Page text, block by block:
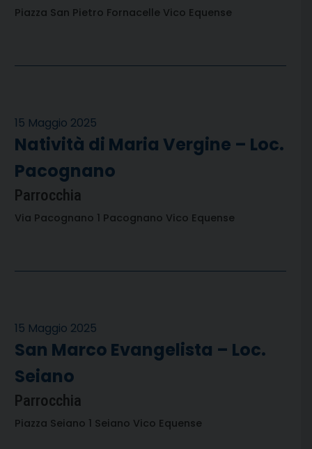
Piazza San Pietro Fornacelle Vico Equense
15 Maggio 2025
Natività di Maria Vergine – Loc.
Pacognano
Parrocchia
Via Pacognano 1 Pacognano Vico Equense
15 Maggio 2025
San Marco Evangelista – Loc.
Seiano
Parrocchia
Piazza Seiano 1 Seiano Vico Equense